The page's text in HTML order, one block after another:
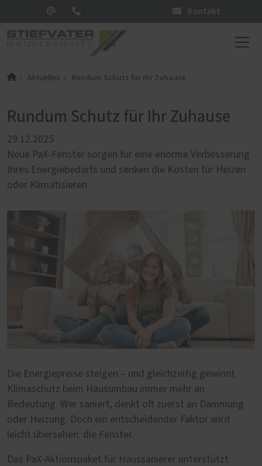
Kontakt
Aktuelles Rundum Schutz für Ihr Zuhause
Rundum Schutz für Ihr Zuhause
29.12.2025
Neue PaX-Fenster sorgen für eine enorme Verbesserung
Ihres Energiebedarfs und senken die Kosten für Heizen
oder Klimatisieren
Die Energiepreise steigen – und gleichzeitig gewinnt
Klimaschutz beim Hausumbau immer mehr an
Bedeutung. Wer saniert, denkt oft zuerst an Dämmung
oder Heizung. Doch ein entscheidender Faktor wird
leicht übersehen: die Fenster.
Das PaX-Aktionspaket für Haussanierer unterstützt